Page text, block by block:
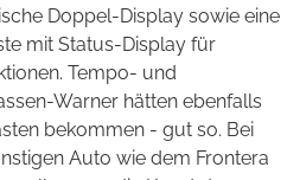
Doppel-Display sowie eine
mit Status-Display für
Tempo- und
Warner hätten ebenfalls
bekommen - gut so. Bei
Auto wie dem Frontera